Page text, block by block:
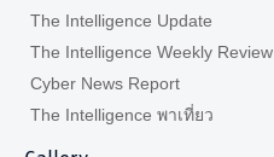
The Intelligence Update
The Intelligence Weekly Review
Cyber News Report
The Intelligence พาเที่ยว